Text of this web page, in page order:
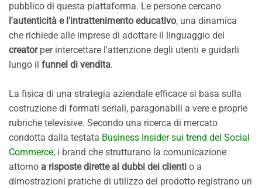
pubblico di questa piattaforma. Le persone cercano
l'autenticità e l'intrattenimento educativo, una dinamica
che richiede alle imprese di adottare il linguaggio dei
creatorper intercettare l'attenzione degli utenti e guidarli
lungo il funnel di vendita.
La fisica di una strategia aziendale efficace si basa sulla
costruzione di formati seriali, paragonabili a vere e proprie
rubriche televisive. Secondo una ricerca di mercato
condotta dalla testata Business Insider sui trend del Social
Commerce, i brand che strutturano la comunicazione
attorno a risposte dirette ai dubbi dei clienti o a
dimostrazioni pratiche di utilizzo del prodotto registrano un